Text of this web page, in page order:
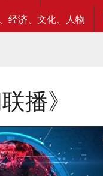
、经济、文化、人物
播》